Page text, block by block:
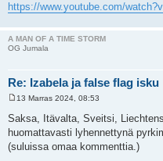
https://www.youtube.com/
A MAN OF A TIME STORM
OG Jumala
Re: Izabela ja false flag isku
e
s
i
13 Marras 2024, 08:53
Saksa, Itävalta, Sveitsi,
huomattavasti lyhennettynä
(suluissa omaa kommenttia.)